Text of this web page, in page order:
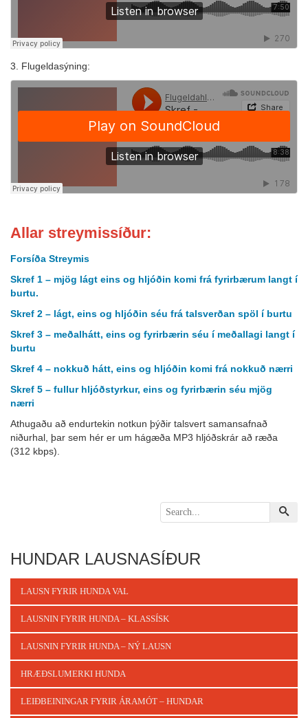
3. Flugeldasýning:
Allar streymissíður:
Forsíða Streymis
Skref 1 – mjög lágt eins og hljóðin komi frá fyrirbærum langt í
burtu.
Skref 2 – lágt, eins og hljóðin séu frá talsverðan spöl í burtu
Skref 3 – meðalhátt, eins og fyrirbærin séu í meðallagi langt í
burtu
Skref 4 – nokkuð hátt, eins og hljóðin komi frá nokkuð nærri
Skref 5 – fullur hljóðstyrkur, eins og fyrirbærin séu mjög
nærri
Athugaðu að endurtekin notkun þýðir talsvert samansafnað
niðurhal, þar sem hér er um hágæða MP3 hljóðskrár að ræða
(312 kbps).
HUNDAR LAUSNASÍÐUR
LAUSN FYRIR HUNDA VAL
LAUSNIN FYRIR HUNDA – KLASSÍSK
LAUSNIN FYRIR HUNDA – NÝ LAUSN
HRÆÐSLUMERKI HUNDA
LEIÐBEININGAR FYRIR ÁRAMÓT – HUNDAR